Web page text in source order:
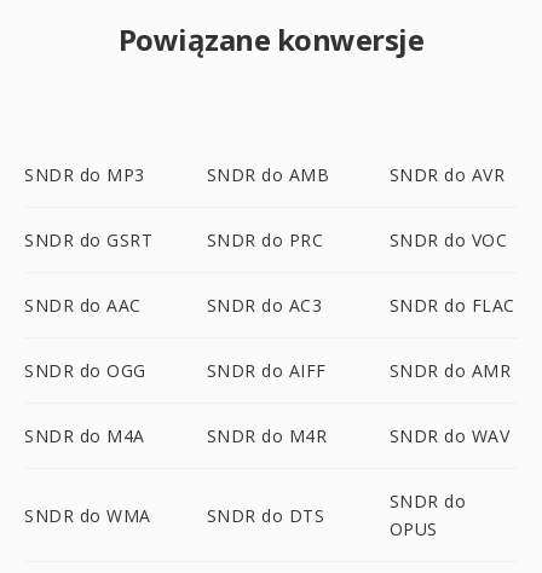
Powiązane konwersje
SNDR do MP3 SNDR do AMB SNDR do AVR
SNDR do GSRT SNDR do PRC SNDR do VOC
SNDR do AAC SNDR do AC3 SNDR do FLAC
SNDR do OGG SNDR do AIFF SNDR do AMR
SNDR do M4A SNDR do M4R SNDR do WAV
SNDR do WMA SNDR do DTS
SNDR do
OPUS